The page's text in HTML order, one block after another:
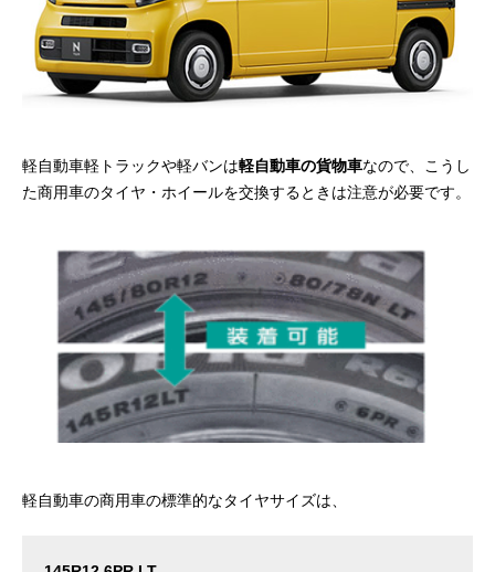
軽自動車軽トラックや軽バンは軽自動車の貨物車なので、こうし
た商用車のタイヤ・ホイールを交換するときは注意が必要です。
軽自動車の商用車の標準的なタイヤサイズは、